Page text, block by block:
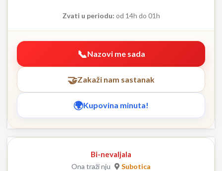
Zvati u periodu: od 14h do 01h
Nazovi me sada
Zakaži nam sastanak
Kupovina minuta!
Bi-nevaljala
Ona traži nju Subotica